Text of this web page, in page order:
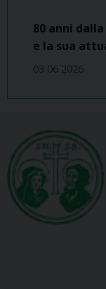
80 anni
e la sua
03 06 2026